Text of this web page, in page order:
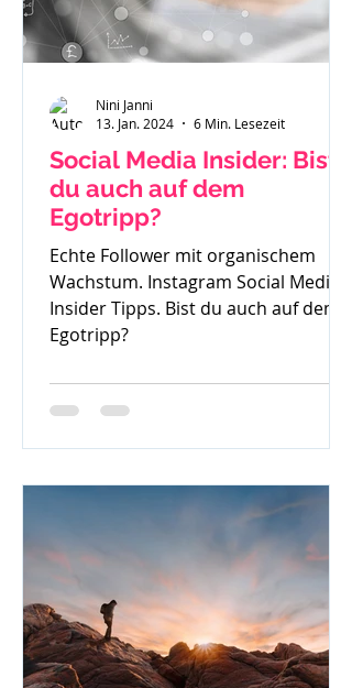
Social Media Insider: Bist
du auch auf dem
Egotripp?
Echte Follower mit organischem
Wachstum. Instagram Social Media
Insider Tipps. Bist du auch auf dem
Egotripp?
Nini Janni
13. Jan. 2024
6 Min. Lesezeit